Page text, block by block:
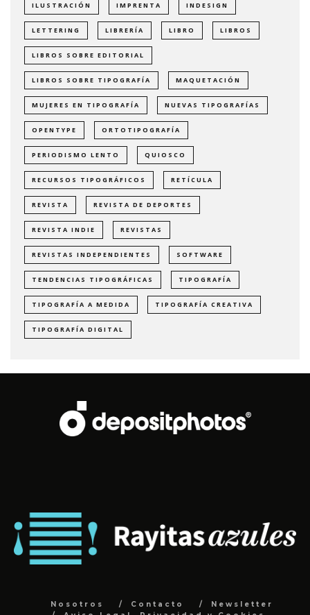
ILUSTRACIÓN IMPRENTA INDESIGN
LETTERING LIBRERÍA LIBRO LIBROS
LIBROS SOBRE EDITORIAL
LIBROS SOBRE TIPOGRAFÍA MAQUETACIÓN
MUJERES EN TIPOGRAFÍA NUEVAS TIPOGRAFÍAS
OPENTYPE ORTOTIPOGRAFÍA
PERIODISMO LENTO QUIOSCO
RECURSOS TIPOGRÁFICOS RETÍCULA
REVISTA REVISTA DE DEPORTES
REVISTA INDIE REVISTAS
REVISTAS INDEPENDIENTES SOFTWARE
TENDENCIAS TIPOGRÁFICAS TIPOGRAFÍA
TIPOGRAFÍA A MEDIDA TIPOGRAFÍA CREATIVA
TIPOGRAFÍA DIGITAL
Nosotros Contacto
Newsletter